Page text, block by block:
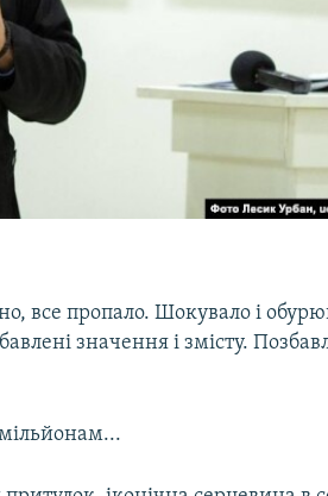
все пропало. Шокувало і
значення і змісту.